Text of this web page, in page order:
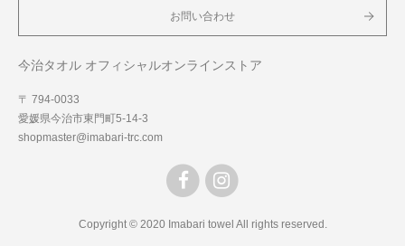
お問い合わせ
今治タオル オフィシャルオンラインストア
〒 794-0033
愛媛県今治市東門町5-14-3
shopmaster@imabari-trc.com
Copyright © 2020 Imabari towel All rights reserved.